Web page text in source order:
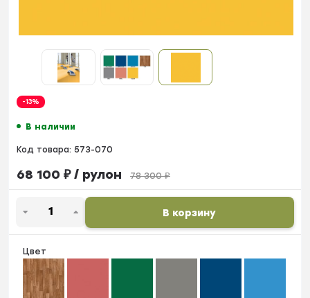
-13%
В наличии
Код товара: 573-070
68 100 ₽/ рулон 78 300₽
В корзину
Цвет